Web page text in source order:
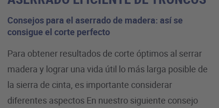
Consejos para el aserrado de madera: así se
consigue el corte perfecto
Para obtener resultados de corte óptimos al serrar
madera y lograr una vida útil lo más larga posible de
la sierra de cinta, es importante considerar
diferentes aspectos En nuestro siguiente consejo